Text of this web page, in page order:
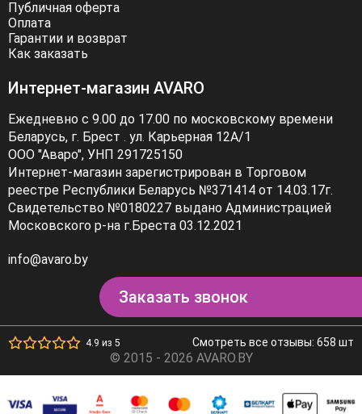
Публичная оферта
Оплата
Гарантии и возврат
Как заказать
Интернет-магазин AVARO
Ежедневно с 9.00 до 17.00 по московскому времени
Беларусь, г. Брест . ул. Карьерная 12А/1
ООО "Аваро", УНП 291725150
Интернет-магазин зарегистрирован в Торговом
реестре Республики Беларусь №371414 от 14.03.17г.
Свидетельство №0180227 выдано Администрацией
Московского р-на г.Бреста 03.12.2021
info@avaro.by
Заказать звонок
4.9 из 5 Смотреть все отзывы: 658 шт
© 2015 - 2026 AVARO.BY